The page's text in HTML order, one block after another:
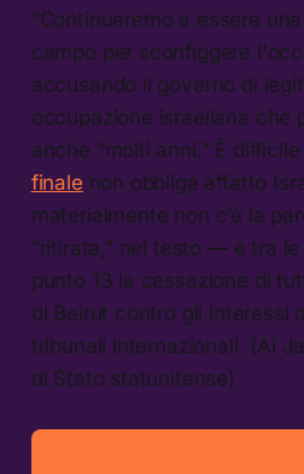
“Continueremo a essere
campo per sconfiggere
accusando il governo di
occupazione israeliana che
anche “molti anni.” È
finale non obbliga affatto
materialmente non c’è la
“ritirata,” nel testo — e tra
punto 13 la cessazione di
di Beirut contro gli interessi
tribunali internazionali. (Al
di Stato statunitense)